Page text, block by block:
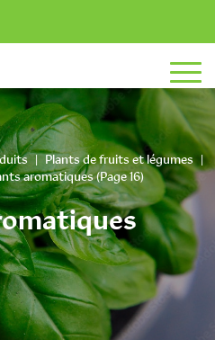
Menu principal
| Plants de fruits et légumes |
aromatiques(Page 16)